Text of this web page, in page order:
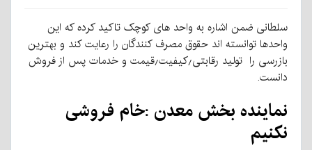
سلطانی ضمن اشاره به واحد های کوچک تاکید کرده که این
واحدها توانسته اند حقوق مصرف کنندگان را رعایت کند و بهترین
بازرسی را تولید رقابتی٫کیفیت٫قیمت و خدمات پس از فروش
دانست.
نماینده بخش معدن :خام فروشی
نکنیم